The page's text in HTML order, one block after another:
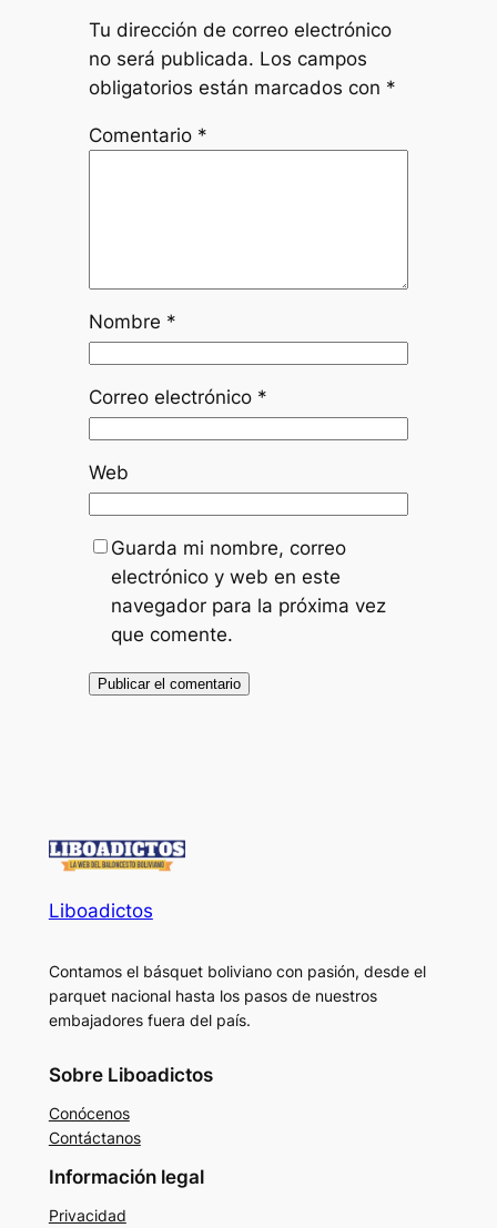
Tu dirección de correo electrónico
no será publicada. Los campos
obligatorios están marcados con *
Comentario *
Nombre *
Correo electrónico *
Web
Guarda mi nombre, correo
electrónico y web en este
navegador para la próxima vez
que comente.
Liboadictos
Contamos el básquet boliviano con pasión, desde el
parquet nacional hasta los pasos de nuestros
embajadores fuera del país.
Sobre Liboadictos
Conócenos
Contáctanos
Información legal
Privacidad